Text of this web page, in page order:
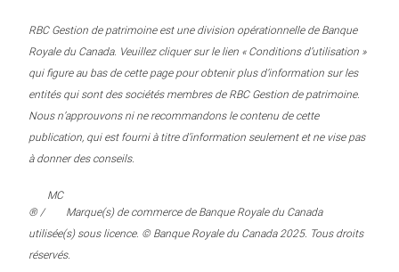
RBC Gestion de patrimoine est une division opérationnelle de Banque
Royale du Canada. Veuillez cliquer sur le lien « Conditions d’utilisation »
qui figure au bas de cette page pour obtenir plus d’information sur les
entités qui sont des sociétés membres de RBC Gestion de patrimoine.
Nous n’approuvons ni ne recommandons le contenu de cette
publication, qui est fourni à titre d’information seulement et ne vise pas
à donner des conseils.
® /
MC
Marque(s) de commerce de Banque Royale du Canada
utilisée(s) sous licence. © Banque Royale du Canada 2025. Tous droits
réservés.